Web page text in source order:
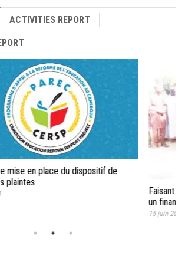
ACTIVITIES REPORT
mise en place du dispositif de
plaintes
Faisant
un
15 juin 2020